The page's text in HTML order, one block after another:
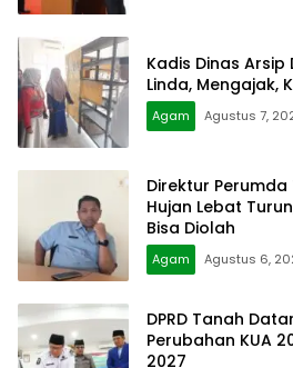
Kadis Dinas
Linda, Mengajak,
Agam Agustus 7,
Direktur
Hujan Lebat
Bisa Diolah
Agam Agustus 6,
DPRD Tanah
Perubahan KUA
2027